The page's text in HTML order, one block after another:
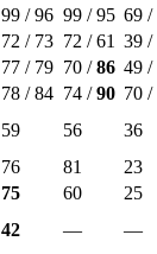
99 / 96 99 / 95 69 /
72 / 73 72 / 61 39 /
77 / 79 70 /86 49 /
78 / 84 74 /90 70 /
59 56
36
76 81
23
75 60
25
42 —
—